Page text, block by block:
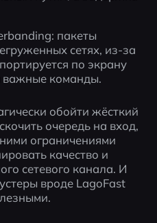
пакеты
сетях, из-за
по экрану
важные команды.
обойти жёсткий
очередь на вход,
ограничениями
качество и
сетевого канала. И
вроде LagoFast